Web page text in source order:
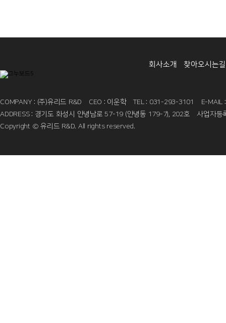
회사소개 찾아오시는길
COMPANY : (주)유리드 R&D CEO : 이운학 TEL : 031-293-3101
E-
ADDRESS : 경기도 화성시 안녕남로 57-19 (안녕동 179-7), 202호
사업자등
Copyright © 유리드 R&D. All rights reserved.